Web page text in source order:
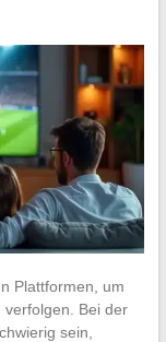
Plattformen, um
Bei der
sein,